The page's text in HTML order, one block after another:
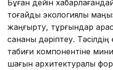
Бұған дейін
тоғайды экологиялық
жаңғырту, тұрғындар
сананы дәріптеу.
табиғи компонентіне
шағын архитектуралық